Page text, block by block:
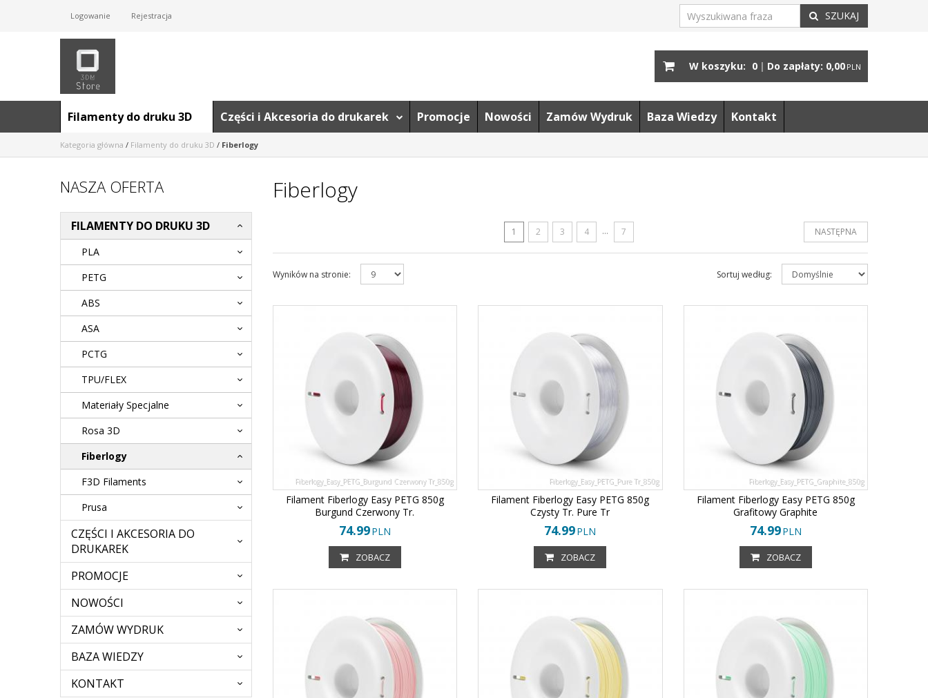
SZUKAJ
Logowanie Rejestracja
W koszyku: 0 | Do zapłaty: 0,00 PLN
Filamenty do druku 3D Części i Akcesoria do drukarek Promocje Nowości Zamów Wydruk Baza Wiedzy Kontakt
Kategoria główna / Filamenty do druku 3D / Fiberlogy
Fiberlogy
1 2 3 4 ... 7 NASTĘPNA
Wyników na stronie: Sortuj według:
Fiberlogy_Easy_PETG_Burgund Czerwony Tr_850g
Filament Fiberlogy Easy PETG 850g
Burgund Czerwony Tr.
74.99PLN
ZOBACZ
Fiberlogy_Easy_PETG_Pure Tr_850g
Filament Fiberlogy Easy PETG 850g
Czysty Tr. Pure Tr
74.99PLN
ZOBACZ
Fiberlogy_Easy_PETG_Graphite_850g
Filament Fiberlogy Easy PETG 850g
Grafitowy Graphite
74.99PLN
ZOBACZ
NASZA OFERTA
FILAMENTY DO DRUKU 3D
PLA
PETG
ABS
ASA
PCTG
TPU/FLEX
Materiały Specjalne
Rosa 3D
Fiberlogy
F3D Filaments
Prusa
CZĘŚCI I AKCESORIA DO
DRUKAREK
PROMOCJE
NOWOŚCI
ZAMÓW WYDRUK
BAZA WIEDZY
KONTAKT